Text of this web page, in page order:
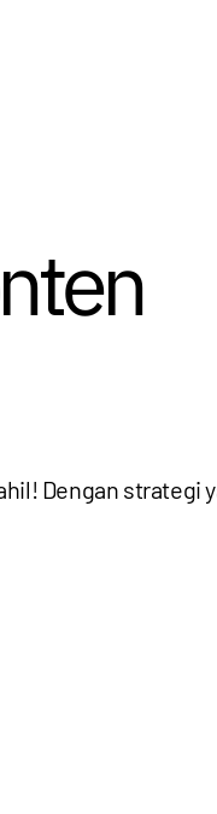
Dengan strategi